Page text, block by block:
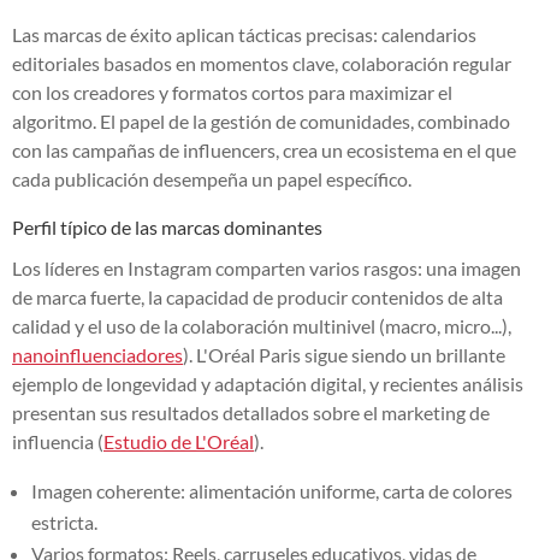
Las marcas de éxito aplican tácticas precisas: calendarios
editoriales basados en momentos clave, colaboración regular
con los creadores y formatos cortos para maximizar el
algoritmo. El papel de la gestión de comunidades, combinado
con las campañas de influencers, crea un ecosistema en el que
cada publicación desempeña un papel específico.
Perfil típico de las marcas dominantes
Los líderes en Instagram comparten varios rasgos: una imagen
de marca fuerte, la capacidad de producir contenidos de alta
calidad y el uso de la colaboración multinivel (macro, micro...),
nanoinfluenciadores). L'Oréal Paris sigue siendo un brillante
ejemplo de longevidad y adaptación digital, y recientes análisis
presentan sus resultados detallados sobre el marketing de
influencia (Estudio de L'Oréal).
Imagen coherente: alimentación uniforme, carta de colores
estricta.
Varios formatos: Reels, carruseles educativos, vidas de